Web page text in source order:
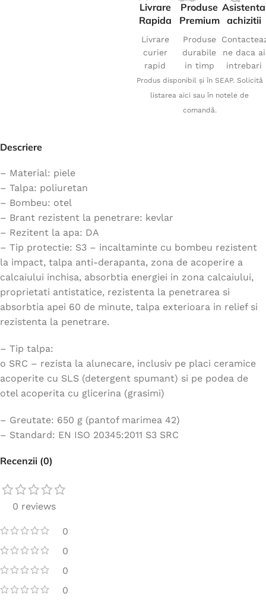
Livrare
Rapida
Livrare
curier
rapid
Produse
Premium
Produse
durabile
in timp
Asistenta
achizitii
ne daca ai
intrebari
Produs disponibil și în SEAP. Solicită
listarea aici sau în notele de
comandă.
Descriere
– Material: piele
– Talpa: poliuretan
– Bombeu: otel
– Brant rezistent la penetrare: kevlar
– Rezitent la apa: DA
– Tip protectie: S3 – incaltaminte cu bombeu rezistent
la impact, talpa anti-derapanta, zona de acoperire a
calcaiului inchisa, absorbtia energiei in zona calcaiului,
proprietati antistatice, rezistenta la penetrarea si
absorbtia apei 60 de minute, talpa exterioara in relief si
rezistenta la penetrare.
– Tip talpa:
o SRC – rezista la alunecare, inclusiv pe placi ceramice
acoperite cu SLS (detergent spumant) si pe podea de
otel acoperita cu glicerina (grasimi)
– Greutate: 650 g (pantof marimea 42)
– Standard: EN ISO 20345:2011 S3 SRC
Recenzii (0)
0 reviews
0
0
0
0